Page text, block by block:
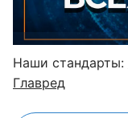
Наши стандарты:
Главред